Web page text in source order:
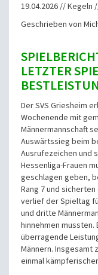
19.04.2026 // Kegeln
Geschrieben von
LETZTER
Der SVS Griesheim
Wochenende mit
Männermannschaft
Auswärtssieg beim
Ausrufezeichen und
Hessenliga-Frauen
geschlagen geben,
Rang 7 und
verlief der Spieltag
und dritte
hinnehmen mussten.
überragende
Männern. Insgesamt
einmal